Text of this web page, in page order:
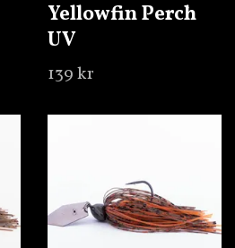
Yellowfin Perch
UV
139 kr